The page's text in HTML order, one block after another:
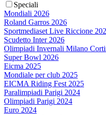
Speciali
Mondiali 2026
Roland Garros 2026
Sportmediaset Live Riccione
Scudetto Inter 2026
Olimpiadi Invernali Milano
Super Bowl 2026
Eicma 2025
Mondiale per club 2025
EICMA Riding Fest 2025
Paralimpiadi Parigi 2024
Olimpiadi Parigi 2024
Euro 2024